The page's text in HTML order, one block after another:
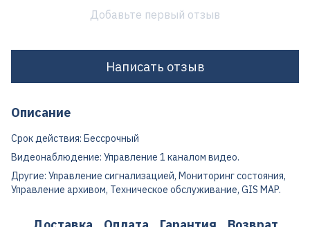
Добавьте первый отзыв
Написать отзыв
Описание
Срок действия: Бессрочный
Видеонаблюдение: Управление 1 каналом видео.
Другие: Управление сигнализацией, Мониторинг состояния,
Управление архивом, Техническое обслуживание, GIS MAP.